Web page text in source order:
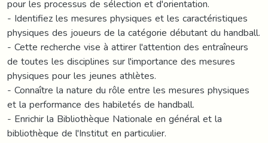
pour les processus de sélection et d'orientation.
- Identifiez les mesures physiques et les caractéristiques
physiques des joueurs de la catégorie débutant du handball.
- Cette recherche vise à attirer l'attention des entraîneurs
de toutes les disciplines sur l'importance des mesures
physiques pour les jeunes athlètes.
- Connaître la nature du rôle entre les mesures physiques
et la performance des habiletés de handball.
- Enrichir la Bibliothèque Nationale en général et la
bibliothèque de l'Institut en particulier.